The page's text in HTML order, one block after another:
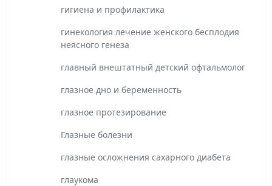
гигиена и профилактика
гинекология лечение женского бесплодия
неясного генеза
главный внештатный детский офтальмолог
глазное дно и беременность
глазное протезирование
Глазные болезни
глазные осложнения сахарного диабета
глаукома